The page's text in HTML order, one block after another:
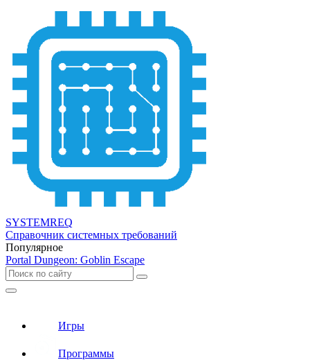
SYSTEMREQ
Справочник системных требований
Популярное
Portal Dungeon: Goblin Escape
Игры
Программы